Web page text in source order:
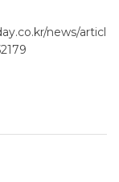
news/articl